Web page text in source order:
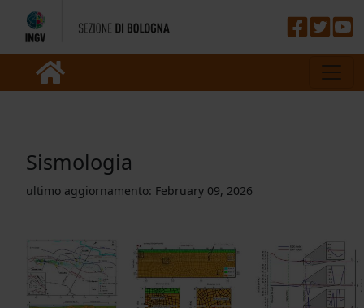
Sismologia
ultimo aggiornamento: February 09, 2026
Previous Next